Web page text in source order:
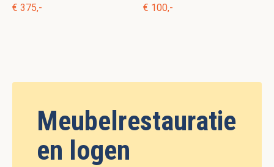
€ 375,-
€ 100,-
Meubelrestauratie
en logen